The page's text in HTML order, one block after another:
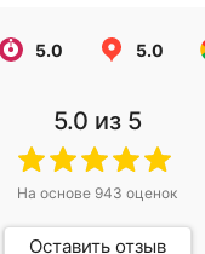
5.0 5.0
5.0 из 5
На основе 943 оценок
Оставить отзыв